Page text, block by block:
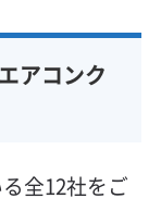
アコンク
全12社をご